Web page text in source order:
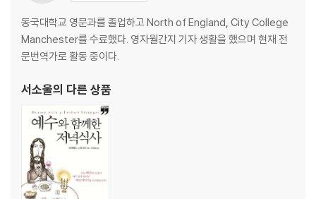
☀황금 송아지를 만든 자들이 황금 성전을 지었다?
☀“그리스도가 문 앞에서 헐벗고 죽어가는 동안 황금 잉크로 성경을 쓴
다” - 히에로니무스의 분노
☀검은 양피지 위에 황금 글자로 쓴 기도서, 중세 유럽을 사로잡은 황금 필
☀해바라기가 태양을 향하듯 금은 신을 향한다?!
☀낡고 부서진 뼛조각을 황금 상자에 넣으면 기적이 일어난다고 믿은 중
☀“신적 영광은 금마저 능가한다” - 황금 제단에 새긴 역설적 명문의 진짜
의미
동국대학교 영문과를 졸업하고 North of England, City College
Manchester를 수료했다. 영자월간지 기자 생활을 했으며 현재 전
문번역가로 활동 중이다.
서소울의 다른 상품